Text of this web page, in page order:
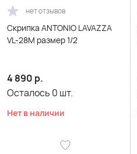
нет отзывов
Скрипка ANTONIO LAVAZZA
VL-28M размер 1/2
4 890 р.
Осталось 0 шт.
Нет в наличии